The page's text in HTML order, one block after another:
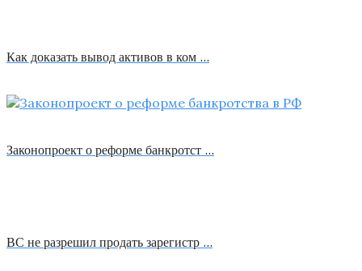
Как доказать вывод активов в ком …
Законопроект о реформе банкротст …
ВС не разрешил продать зарегистр …